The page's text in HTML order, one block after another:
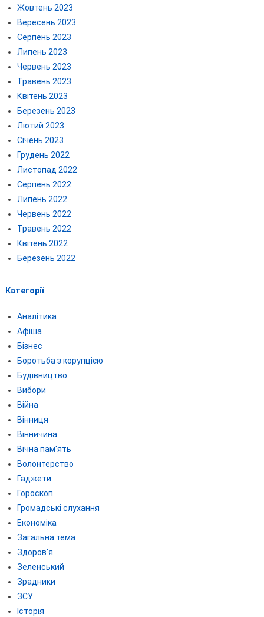
Жовтень 2023
Вересень 2023
Серпень 2023
Липень 2023
Червень 2023
Травень 2023
Квітень 2023
Березень 2023
Лютий 2023
Січень 2023
Грудень 2022
Листопад 2022
Серпень 2022
Липень 2022
Червень 2022
Травень 2022
Квітень 2022
Березень 2022
Категорії
Аналітика
Афіша
Бізнес
Боротьба з корупцією
Будівництво
Вибори
Війна
Вінниця
Вінничина
Вічна пам'ять
Волонтерство
Гаджети
Гороскоп
Громадські слухання
Економіка
Загальна тема
Здоров'я
Зеленський
Зрадники
ЗСУ
Історія